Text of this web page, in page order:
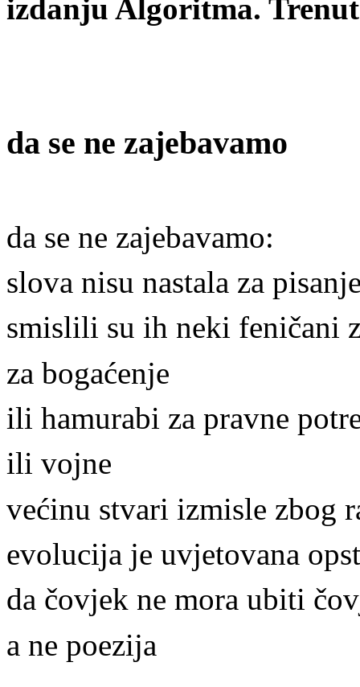
izdanju Algoritma.
da se ne zajebavamo
da se ne zajebavamo:
slova nisu nastala za
smislili su ih neki feničani
za bogaćenje
ili hamurabi za pravne
ili vojne
većinu stvari izmisle zbog
evolucija je uvjetovana
da čovjek ne mora ubiti
a ne poezija